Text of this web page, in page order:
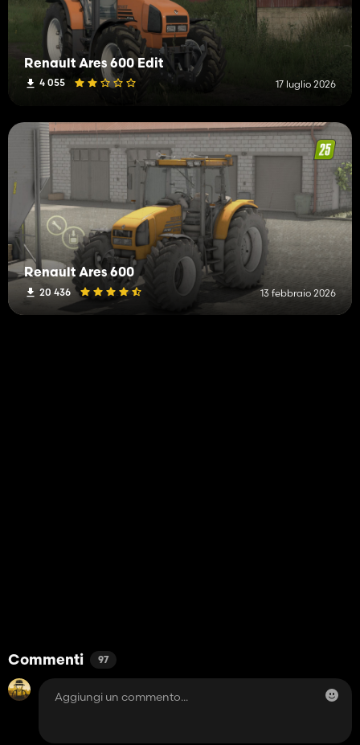
Renault Ares 600 Edit
4 055 17 luglio 2026
Renault Ares 600
20 436 13 febbraio 2026
Commenti 97